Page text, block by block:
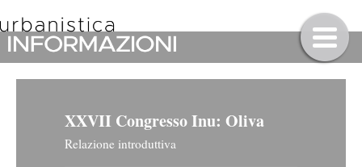
XXVII Congresso Inu: Oliva
Relazione introduttiva